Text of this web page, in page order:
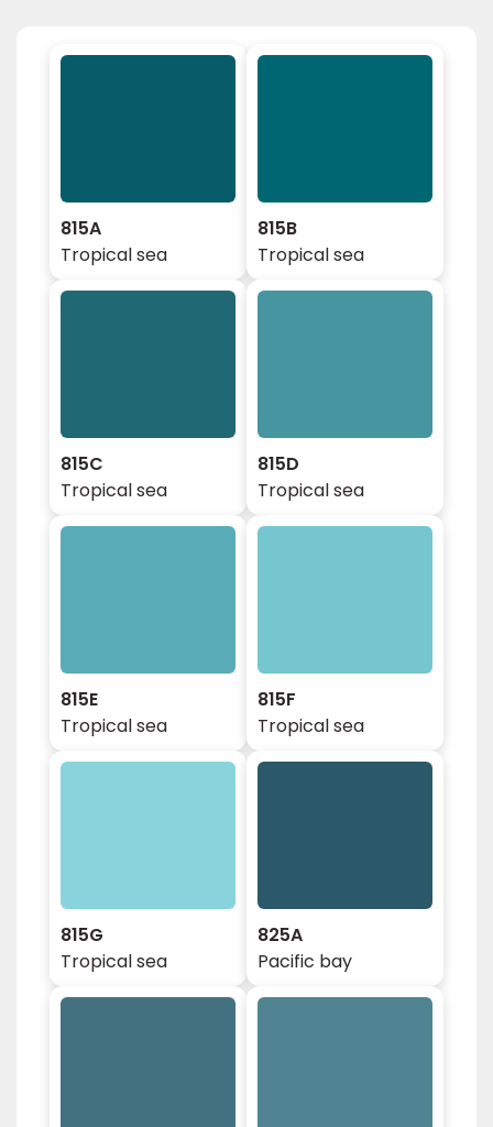
815A
Tropical sea
815B
Tropical sea
815C
Tropical sea
815D
Tropical sea
815E
Tropical sea
815F
Tropical sea
815G
Tropical sea
825A
Pacific bay